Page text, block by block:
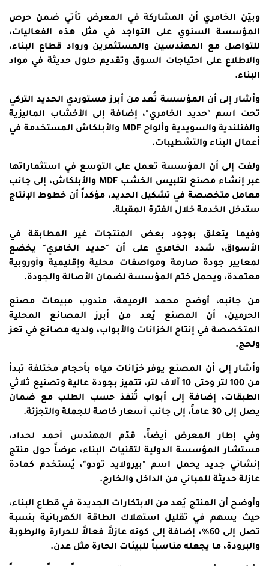
وبيّن الخامري أن المشاركة في المعرض تأتي ضمن حرص
المؤسسة السنوي على التواجد في مثل هذه الفعاليات،
للتواصل مع المهندسين والمستثمرين ورواد قطاع البناء،
والاطلاع على احتياجات السوق وتقديم حلول حديثة في مواد
البناء.
وأشار إلى أن المؤسسة تُعد من أبرز مستوردي الحديد التركي
تحت اسم "حديد الخامري"، إضافة إلى الأخشاب الماليزية
والفنلندية والسويدية وألواح MDF والأبلكاش المستخدمة في
أعمال البناء والتشطيبات.
ولفت إلى أن المؤسسة تعمل على التوسع في استثماراتها
عبر إنشاء مصنع لتلبيس الخشب MDF والأبلكاش، إلى جانب
معامل متخصصة في تشكيل الحديد، مؤكداً أن خطوط الإنتاج
ستدخل الخدمة خلال الفترة المقبلة.
وفيما يتعلق بوجود بعض المنتجات غير المطابقة في
الأسواق، شدد الخامري على أن "حديد الخامري" يخضع
لمعايير جودة صارمة ومواصفات محلية وإقليمية وأوروبية
معتمدة، ويحمل ختم المؤسسة لضمان الأصالة والجودة.
من جانبه، أوضح محمد الرميمة، مندوب مبيعات مصنع
الحرمين، أن المصنع يُعد من أبرز المصانع المحلية
المتخصصة في إنتاج الخزانات والأبواب، ولديه مصانع في تعز
ولحج.
وأشار إلى أن المصنع يوفر خزانات مياه بأحجام مختلفة تبدأ
من 100 لتر وحتى 10 آلاف لتر، تتميز بجودة عالية وتصنيع ثلاثي
الطبقات، إضافة إلى أبواب تُنفذ حسب الطلب مع ضمان
يصل إلى 30 عاماً، إلى جانب أسعار خاصة للجملة والتجزئة.
وفي إطار المعرض أيضاً، قدّم المهندس أحمد لحداد،
مستشار المؤسسة الدولية لتقنيات البناء، عرضاً حول منتج
إنشائي جديد يحمل اسم "بيرولايد تودو"، يُستخدم كمادة
عازلة حديثة للمباني من الداخل والخارج.
وأوضح أن المنتج يُعد من الابتكارات الجديدة في قطاع البناء،
حيث يسهم في تقليل استهلاك الطاقة الكهربائية بنسبة
تصل إلى 60%، إضافة إلى كونه عازلاً فعالاً للحرارة والرطوبة
والبرودة، ما يجعله مناسباً للبيئات الحارة مثل عدن.